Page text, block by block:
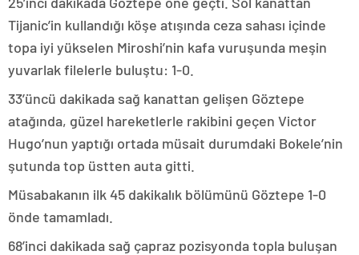
Tijanic’in kullandığı köşe atışında ceza sahası içinde
topa iyi yükselen Miroshi’nin kafa vuruşunda meşin
yuvarlak filelerle buluştu: 1-0.
33’üncü dakikada sağ kanattan gelişen Göztepe
atağında, güzel hareketlerle rakibini geçen Victor
Hugo’nun yaptığı ortada müsait durumdaki Bokele’nin
şutunda top üstten auta gitti.
Müsabakanın ilk 45 dakikalık bölümünü Göztepe 1-0
önde tamamladı.
68’inci dakikada sağ çapraz pozisyonda topla buluşan